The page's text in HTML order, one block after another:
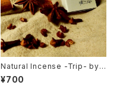
Natural Incense -Trip- by
楽しい火遊び
¥700